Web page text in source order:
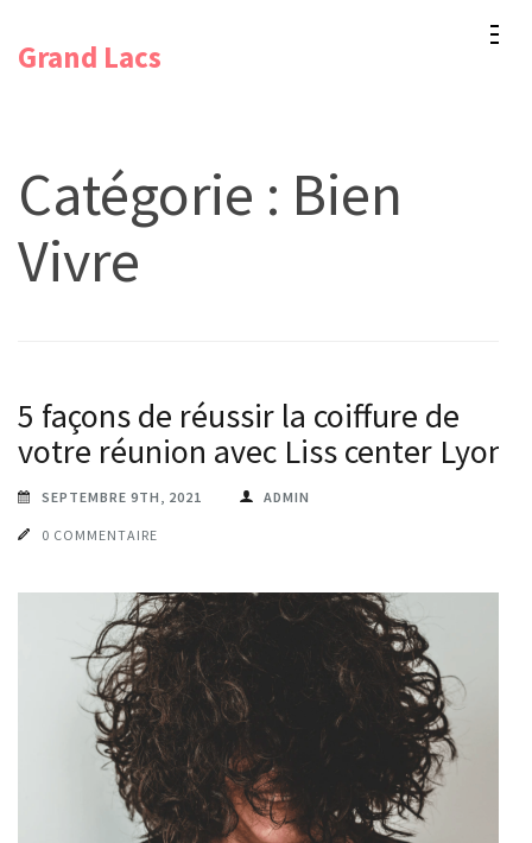
Grand Lacs
Catégorie : Bien
Vivre
5 façons de réussir la coiffure de
votre réunion avec Liss center Lyon
SEPTEMBRE 9TH, 2021 ADMIN
0 COMMENTAIRE